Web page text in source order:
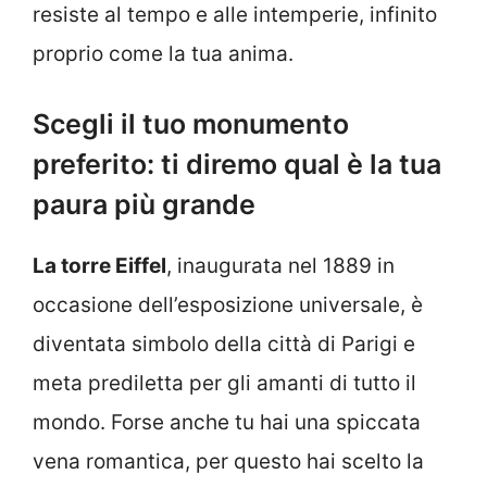
resiste al tempo e alle intemperie, infinito
proprio come la tua anima.
Scegli il tuo monumento
preferito: ti diremo qual è la tua
paura più grande
La torre Eiffel, inaugurata nel 1889 in
occasione dell’esposizione universale, è
diventata simbolo della città di Parigi e
meta prediletta per gli amanti di tutto il
mondo. Forse anche tu hai una spiccata
vena romantica, per questo hai scelto la